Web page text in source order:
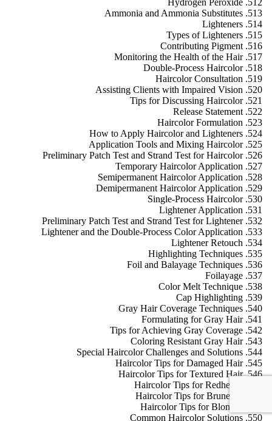
Hydrogen Peroxide
Ammonia and Ammonia Substitutes
Lighteners
Types of Lighteners
Contributing Pigment
Monitoring the Health of the Hair
Double-Process Haircolor
Haircolor Consultation
Assisting Clients with Impaired Vision
Tips for Discussing Haircolor
Release Statement
Haircolor Formulation
How to Apply Haircolor and Lighteners
Application Tools and Mixing Haircolor
Preliminary Patch Test and Strand Test for Haircolor
Temporary Haircolor Application
Semipermanent Haircolor Application
Demipermanent Haircolor Application
Single-Process Haircolor
Lightener Application
Preliminary Patch Test and Strand Test for Lightener
Lightener and the Double-Process Color Application
Lightener Retouch
Highlighting Techniques
Foil and Balayage Techniques
Foilayage
Color Melt Technique
Cap Highlighting
Gray Hair Coverage Techniques
Formulating for Gray Hair
Tips for Achieving Gray Coverage
Coloring Resistant Gray Hair
Special Haircolor Challenges and Solutions
Haircolor Tips for Damaged Hair
Haircolor Tips for Textured Hair
Haircolor Tips for Redheads
Haircolor Tips for Brunettes
Haircolor Tips for Blondes
Common Haircolor Solutions